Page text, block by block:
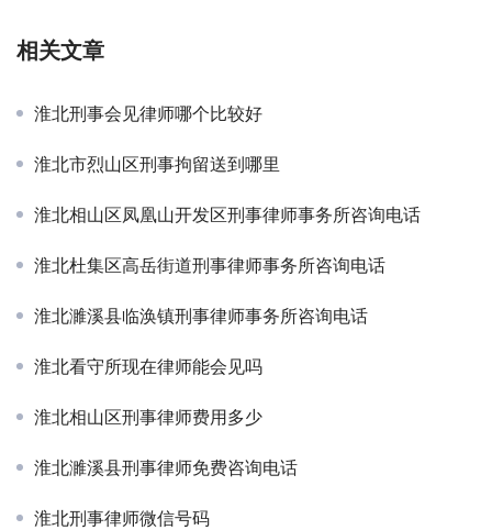
相关文章
淮北刑事会见律师哪个比较好
淮北市烈山区刑事拘留送到哪里
淮北相山区凤凰山开发区刑事律师事务所咨询电话
淮北杜集区高岳街道刑事律师事务所咨询电话
淮北濉溪县临涣镇刑事律师事务所咨询电话
淮北看守所现在律师能会见吗
淮北相山区刑事律师费用多少
淮北濉溪县刑事律师免费咨询电话
淮北刑事律师微信号码